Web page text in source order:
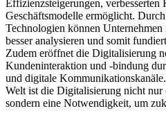
Effizienzsteigerungen,
Geschäftsmodelle ermöglicht.
Technologien können Unternehmen
besser analysieren und somit
Zudem eröffnet die Digitalisierung
Kundeninteraktion und -bindung
und digitale
Welt ist die Digitalisierung nicht nur
sondern eine Notwendigkeit, um